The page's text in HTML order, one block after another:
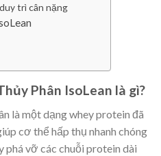
trì cân nặng
Phân IsoLean là gì?
là một dạng whey protein đã
cơ thể hấp thụ nhanh chóng
phá vỡ các chuỗi protein dài